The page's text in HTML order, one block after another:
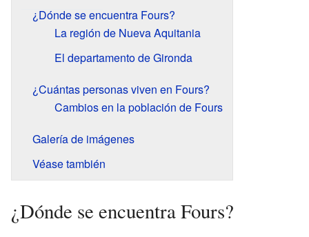
¿Dónde se encuentra Fours?
La región de Nueva Aquitania
El departamento de Gironda
¿Cuántas personas viven en Fours?
Cambios en la población de Fours
Galería de imágenes
Véase también
¿Dónde se encuentra Fours?